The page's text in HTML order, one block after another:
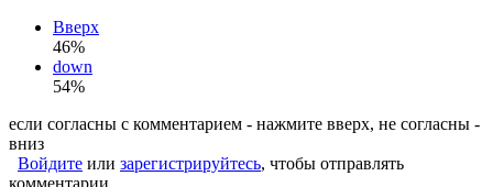
Вверх
46%
down
54%
если согласны с комментарием - нажмите вверх, не согласны -
вниз
Войдите или зарегистрируйтесь, чтобы отправлять
комментарии